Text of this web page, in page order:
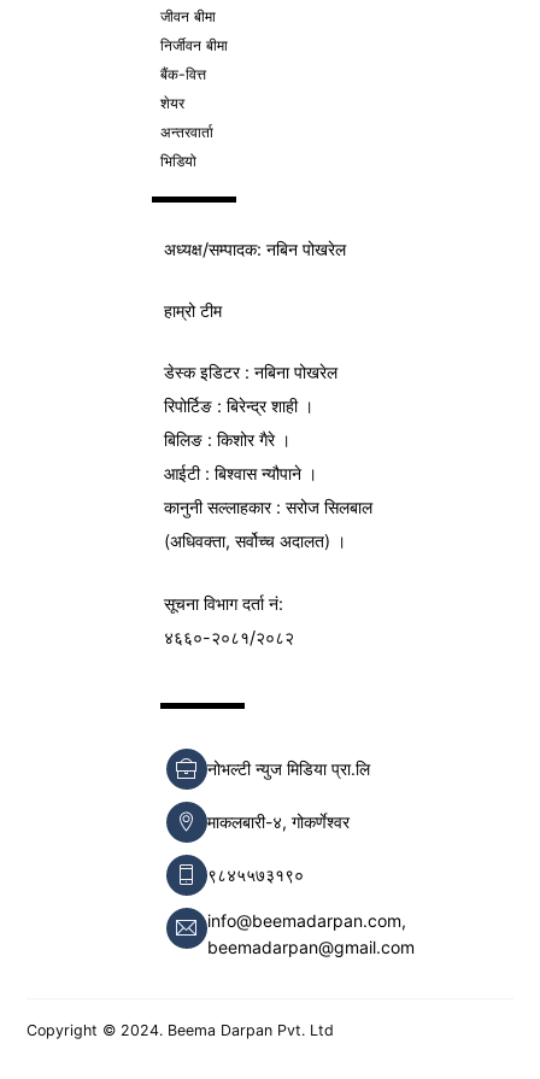
जीवन बीमा
निर्जीवन बीमा
बैंक-वित्त
शेयर
अन्तरवार्ता
भिडियो
अध्यक्ष/सम्पादक: नबिन पोखरेल
हाम्रो टीम
डेस्क इडिटर : नबिना पोखरेल
रिपोर्टिङ : बिरेन्द्र शाही ।
बिलिङ : किशोर गैरे ।
आईटी : बिश्वास न्यौपाने ।
कानुनी सल्लाहकार : सरोज सिलबाल
(अधिवक्ता, सर्वोच्च अदालत) ।
सूचना विभागदर्ता नं:
४६६०-२०८१/२०८२
नोभल्टी न्युज मिडिया प्रा.लि
माकलबारी-४, गोकर्णेश्वर
९८४५५७३१९०
info@beemadarpan.com,
beemadarpan@gmail.com
Copyright © 2024. Beema Darpan Pvt. Ltd